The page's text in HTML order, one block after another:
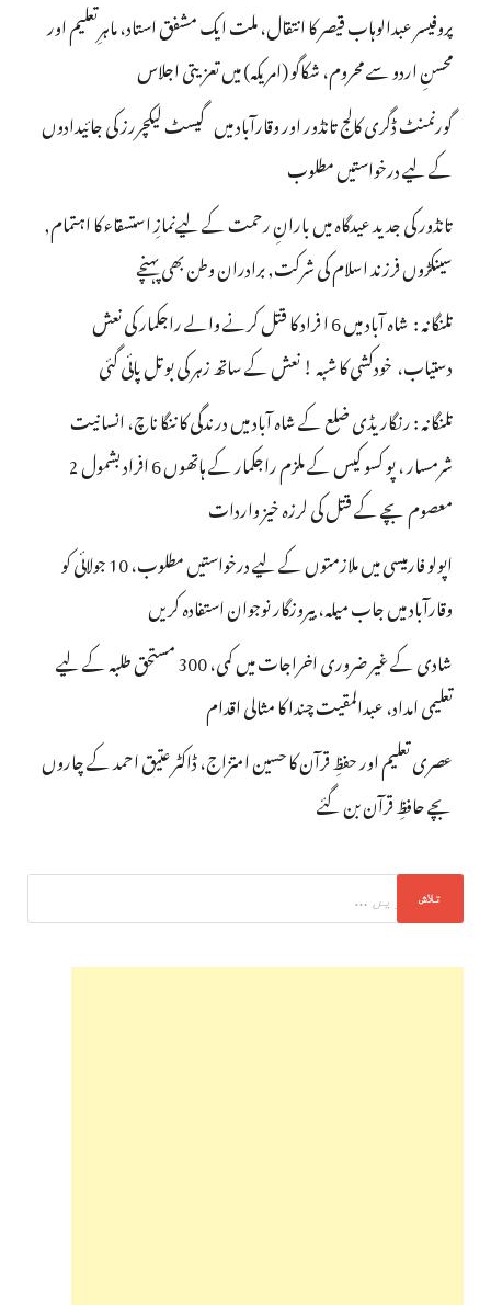
پروفیسر عبدالوہاب قیصر کا انتقال، ملت ایک مشفق استاد، ماہرِتعلیم اور
محسنِ اردو سے محروم، شکاگو (امریکہ) میں تعزیتی اجلاس
گورنمنٹ ڈگری کالج تانڈور اور وقارآباد میں گیسٹ لیکچررز کی جائیدادوں
کے لیے درخواستیں مطلوب
تانڈور کی جدید عیدگاہ میں بارانِ رحمت کے لیےنمازِ استسقاء کا اہتمام,
سینکڑوں فرزند اسلام کی شرکت, برادران وطن بھی پہنچے
تلنگانہ : شاہ آباد میں 6 ا فراد کا قتل کرنے والے راجکمار کی نعش
دستیاب، خودکشی کا شبہ ! نعش کے ساتھ زہر کی بوتل پائی گئی
تلنگانہ : رنگاریڈی ضلع کے شاہ آباد میں درندگی کا ننگا ناچ، انسانیت
شرمسار ، پو کسو کیس کے ملزم راجکمار کے ہاتھوں 6 افراد بشمول 2
معصوم بچے کے قتل کی لرزہ خیز واردات
اپولو فارمیسی میں ملازمتوں کے لیے درخواستیں مطلوب، 10 جولائی کو
وقارآباد میں جاب میلہ، بیروزگار نوجوان استفادہ کریں
شادی کے غیر ضروری اخراجات میں کمی، 300 مستحق طلبہ کے لیے
تعلیمی امداد، عبدالمقیت چندا کا مثالی اقدام
عصری تعلیم اور حفظِ قرآن کا حسین امتزاج، ڈاکٹر عتیق احمد کے چاروں
بچے حافظِ قرآن بن گئے